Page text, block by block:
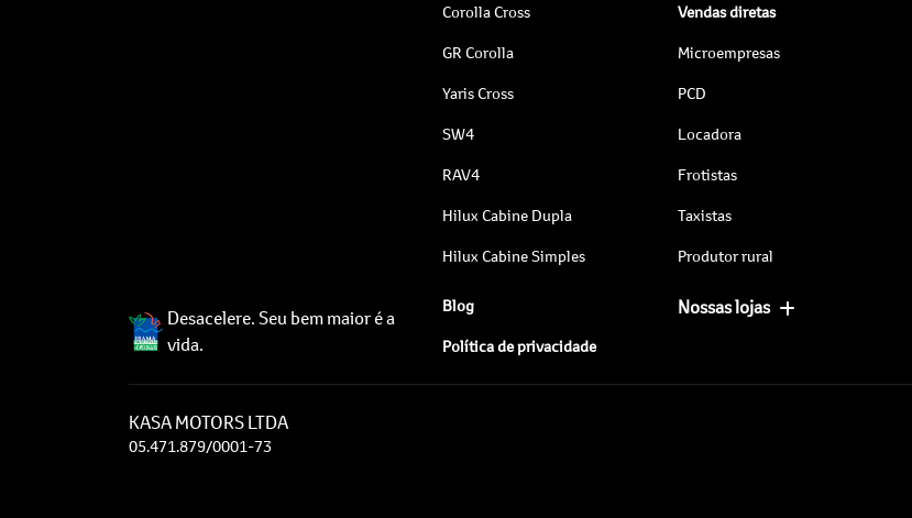
Desacelere. Seu bem maior é a
vida.
Corolla Cross
GR Corolla
Yaris Cross
SW4
RAV4
Hilux Cabine Dupla
Hilux Cabine Simples
Vendas diretas
Microempresas
PCD
Locadora
Frotistas
Taxistas
Produtor rural
Blog
Política de privacidade
Nossas lojas
KASA MOTORS LTDA
05.471.879/0001-73